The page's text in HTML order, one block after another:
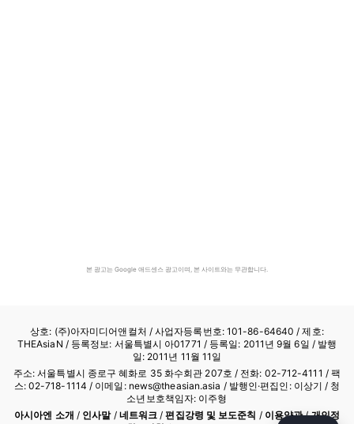
본 광고는 Google 애드센스 광고이며, 본 사이트와는 무관합니다.
상호: (주)아자미디어앤컬처 /사업자등록번호: 101-86-64640 / 제호:
THEAsiaN / 등록정보: 서울특별시 아01771 / 등록일: 2011년 9월 6일 / 발행
일: 2011년 11월 11일
주소: 서울특별시 종로구 혜화로 35 화수회관 207호 / 전화: 02-712-4111 / 팩
스: 02-718-1114 / 이메일: news@theasian.asia / 발행인·편집인: 이상기 / 청
소년보호책임자: 이주형
아시아엔 소개 / 인사말/ 네트워크 /편집강령 및 보도준칙 / 이용약관/개인정